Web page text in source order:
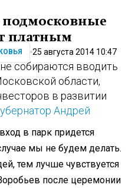
подмосковные
платным
25 августа 2014 10:47
собираются вводить
области,
в развитии
Андрей
в парк придется
мы не будем делать.
тем лучше чувствуется
после церемонии